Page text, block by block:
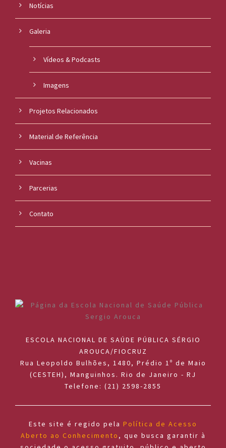
Notícias
Galeria
Vídeos & Podcasts
Imagens
Projetos Relacionados
Material de Referência
Vacinas
Parcerias
Contato
ESCOLA NACIONAL DE SAÚDE PÚBLICA SÉRGIO
AROUCA/FIOCRUZ
Rua Leopoldo Bulhões, 1480, Prédio 1º de Maio
(CESTEH), Manguinhos. Rio de Janeiro - RJ
Telefone: (21) 2598-2855
Este site é regido pela Política de Acesso
Aberto ao Conhecimento , que busca garantir à